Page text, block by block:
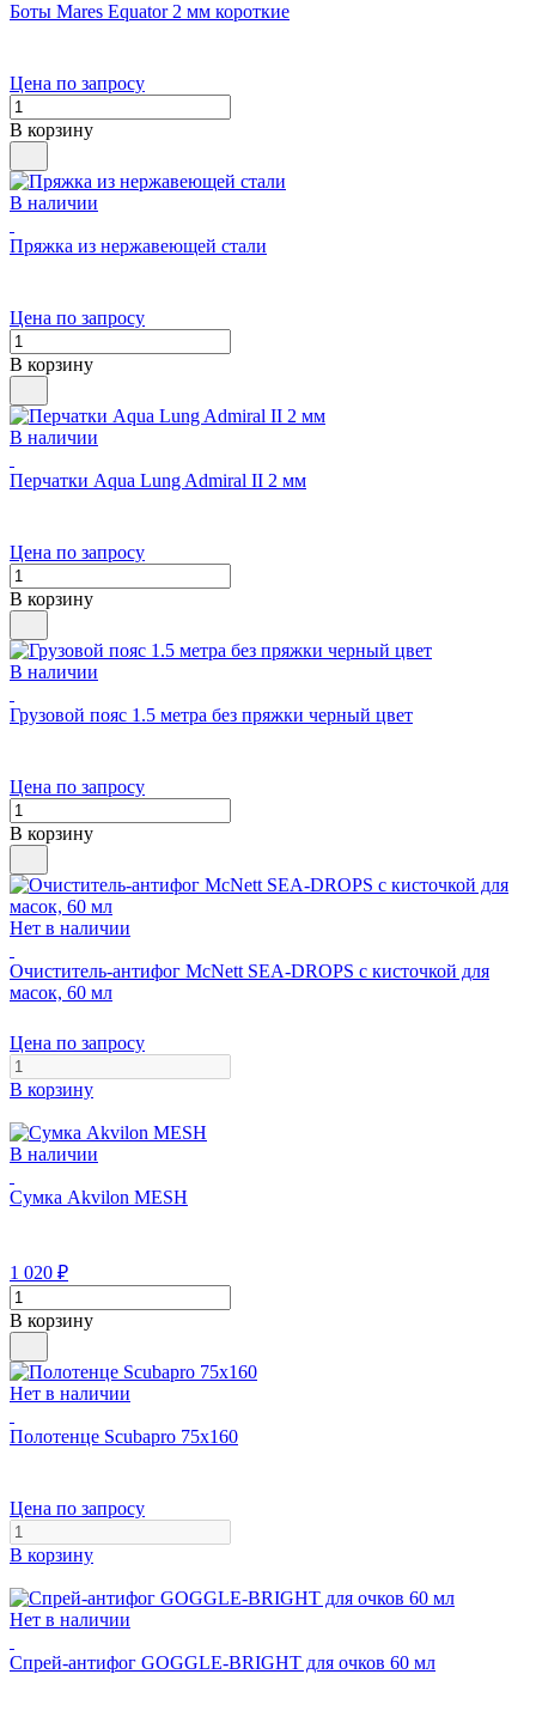
Боты Mares Equator 2 мм короткие
Цена по запросу
В корзину
В наличии
Пряжка из нержавеющей стали
Цена по запросу
В корзину
В наличии
Перчатки Aqua Lung Admiral II 2 мм
Цена по запросу
В корзину
В наличии
Грузовой пояс 1.5 метра без пряжки черный цвет
Цена по запросу
В корзину
Нет в наличии
Очиститель-антифог McNett SEA-DROPS с кисточкой для
масок, 60 мл
Цена по запросу
В корзину
В наличии
Сумка Akvilon MESH
1 020 ₽
В корзину
Нет в наличии
Полотенце Scubapro 75x160
Цена по запросу
В корзину
Нет в наличии
Спрей-антифог GOGGLE-BRIGHT для очков 60 мл